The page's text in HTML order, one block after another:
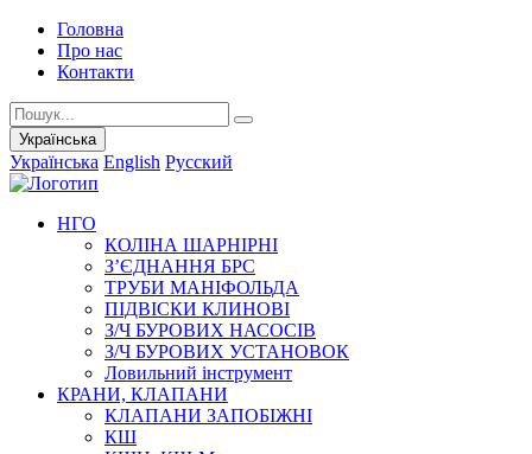
Головна
Про нас
Контакти
Українська
Українська English Русский
НГО
КОЛІНА ШАРНІРНІ
З’ЄДНАННЯ БРС
ТРУБИ МАНІФОЛЬДА
ПІДВІСКИ КЛИНОВІ
З/Ч БУРОВИХ НАСОСІВ
З/Ч БУРОВИХ УСТАНОВОК
Ловильний інструмент
КРАНИ, КЛАПАНИ
КЛАПАНИ ЗАПОБІЖНІ
КШ